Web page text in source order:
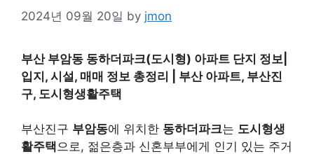
2024년 09월 20일 by jmon
부산 부암동 동하더파크(도시형) 아파트 단지 정보|
입지, 시설, 매매 정보 총정리 | 부산 아파트, 부산진
구, 도시형생활주택
부산진구 부암동에 위치한 동하더파크는 도시형생
활주택으로, 젊은층과 신혼부부에게 인기 있는 주거